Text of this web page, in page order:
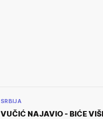
SRBIJA
VUČIĆ NAJAVIO - BIĆE